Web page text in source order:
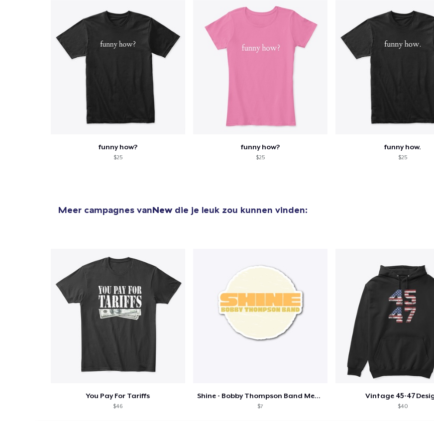
funny how?
$25
funny how?
$25
funny how.
$25
Meer campagnes vanNewdie je leuk zou kunnen vinden:
You Pay For Tariffs
$46
Shine - Bobby Thompson Band Merch
$7
Vintage 45-47
$40